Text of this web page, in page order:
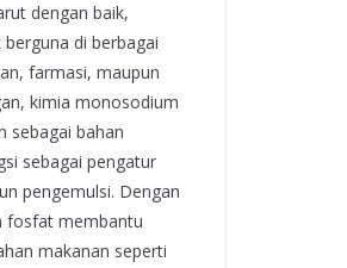
dengan baik,
di berbagai
farmasi, maupun
kimia monosodium
sebagai bahan
sebagai pengatur
pengemulsi. Dengan
fosfat membantu
makanan seperti